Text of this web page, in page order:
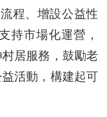
程、增設公益性
持市場化運營，
居服務，鼓勵老
活動，構建起可